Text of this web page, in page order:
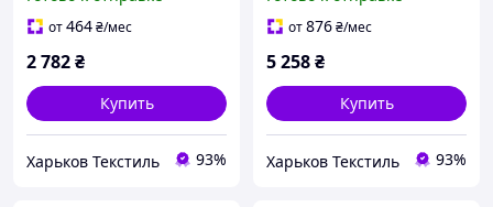
от464₴/мес
2 782₴
Купить
Харьков Текстиль 93%
от876₴/мес
5 258₴
Купить
Харьков Текстиль 93%